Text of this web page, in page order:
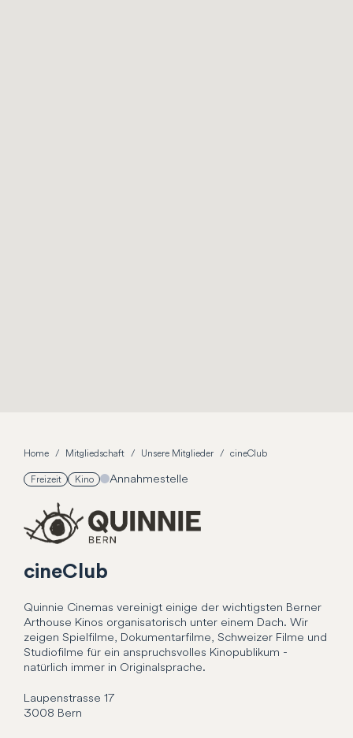
Home Mitgliedschaft Unsere Mitglieder
cineClub
Freizeit
Kino Annahmestelle
cineClub
Quinnie Cinemas vereinigt einige der wichtigsten Berner
Arthouse Kinos organisatorisch unter einem Dach. Wir
zeigen Spielfilme, Dokumentarfilme, Schweizer Filme und
Studiofilme für ein anspruchsvolles Kinopublikum -
natürlich immer in Originalsprache.
Laupenstrasse 17
3008 Bern